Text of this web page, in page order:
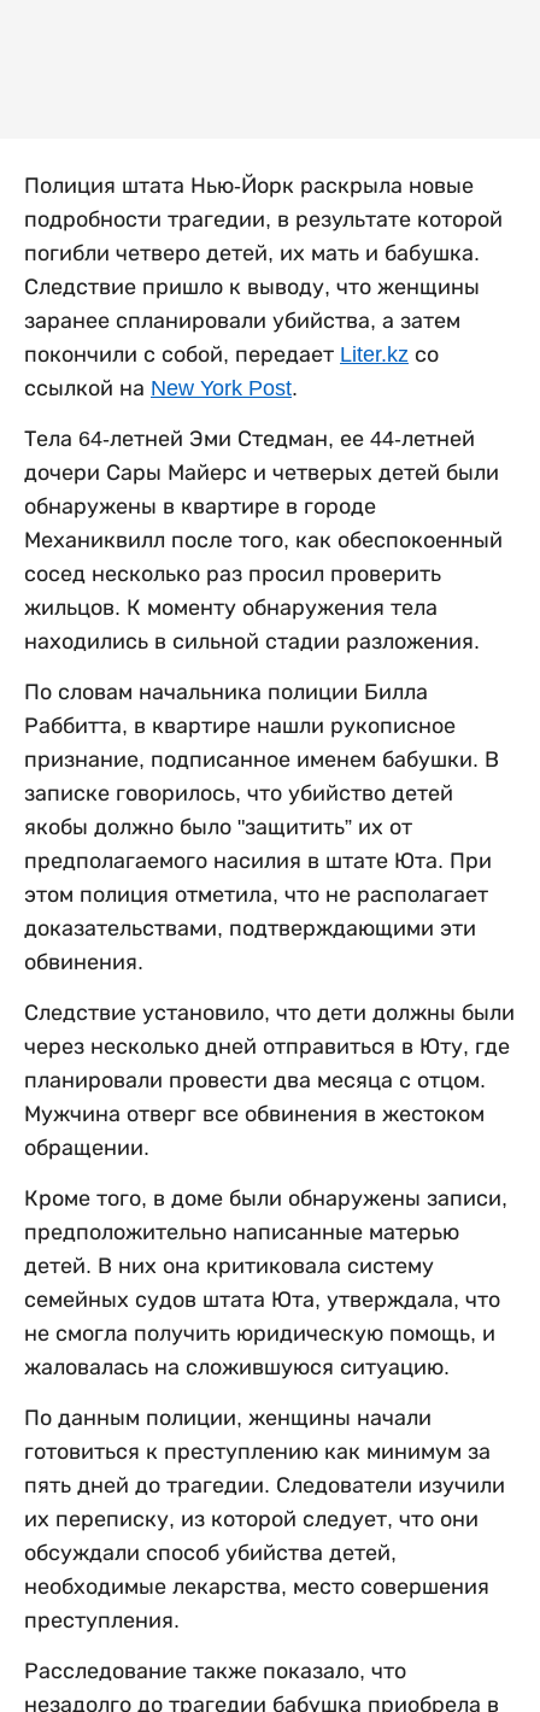
Полиция штата Нью-Йорк раскрыла новые
подробности трагедии, в результате которой
погибли четверо детей, их мать и бабушка.
Следствие пришло к выводу, что женщины
заранее спланировали убийства, а затем
покончили с собой, передает Liter.kz со
ссылкой на New York Post.
Тела 64-летней Эми Стедман, ее 44-летней
дочери Сары Майерс и четверых детей были
обнаружены в квартире в городе
Механиквилл после того, как обеспокоенный
сосед несколько раз просил проверить
жильцов. К моменту обнаружения тела
находились в сильной стадии разложения.
По словам начальника полиции Билла
Раббитта, в квартире нашли рукописное
признание, подписанное именем бабушки. В
записке говорилось, что убийство детей
якобы должно было "защитить” их от
предполагаемого насилия в штате Юта. При
этом полиция отметила, что не располагает
доказательствами, подтверждающими эти
обвинения.
Следствие установило, что дети должны были
через несколько дней отправиться в Юту, где
планировали провести два месяца с отцом.
Мужчина отверг все обвинения в жестоком
обращении.
Кроме того, в доме были обнаружены записи,
предположительно написанные матерью
детей. В них она критиковала систему
семейных судов штата Юта, утверждала, что
не смогла получить юридическую помощь, и
жаловалась на сложившуюся ситуацию.
По данным полиции, женщины начали
готовиться к преступлению как минимум за
пять дней до трагедии. Следователи изучили
их переписку, из которой следует, что они
обсуждали способ убийства детей,
необходимые лекарства, место совершения
преступления.
Расследование также показало, что
незадолго до трагедии бабушка приобрела в